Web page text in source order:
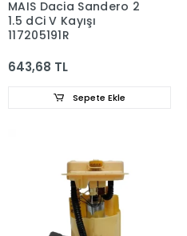
MAIS Dacia Sandero 2
1.5 dCi V Kayışı
117205191R
643,68 TL
Sepete Ekle